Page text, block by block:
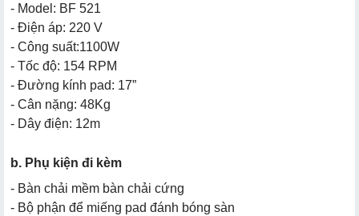
- Model: BF 521
- Điện áp: 220 V
- Công suất:1100W
- Tốc độ: 154 RPM
- Đường kính pad: 17”
- Cân nặng: 48Kg
- Dây điện: 12m
b. Phụ kiện đi kèm
- Bàn chải mềm bàn chải cứng
- Bộ phận để miếng pad đánh bóng sàn